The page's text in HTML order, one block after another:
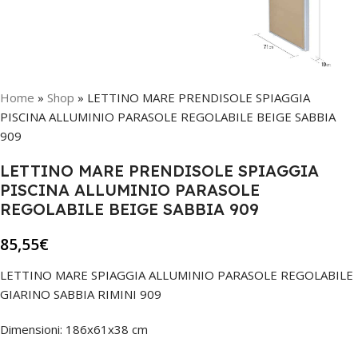
Home » Shop » LETTINO MARE PRENDISOLE SPIAGGIA
PISCINA ALLUMINIO PARASOLE REGOLABILE BEIGE SABBIA
909
LETTINO MARE PRENDISOLE SPIAGGIA
PISCINA ALLUMINIO PARASOLE
REGOLABILE BEIGE SABBIA 909
85,55€
LETTINO MARE SPIAGGIA ALLUMINIO PARASOLE REGOLABILE
GIARINO SABBIA RIMINI 909
Dimensioni: 186x61x38 cm